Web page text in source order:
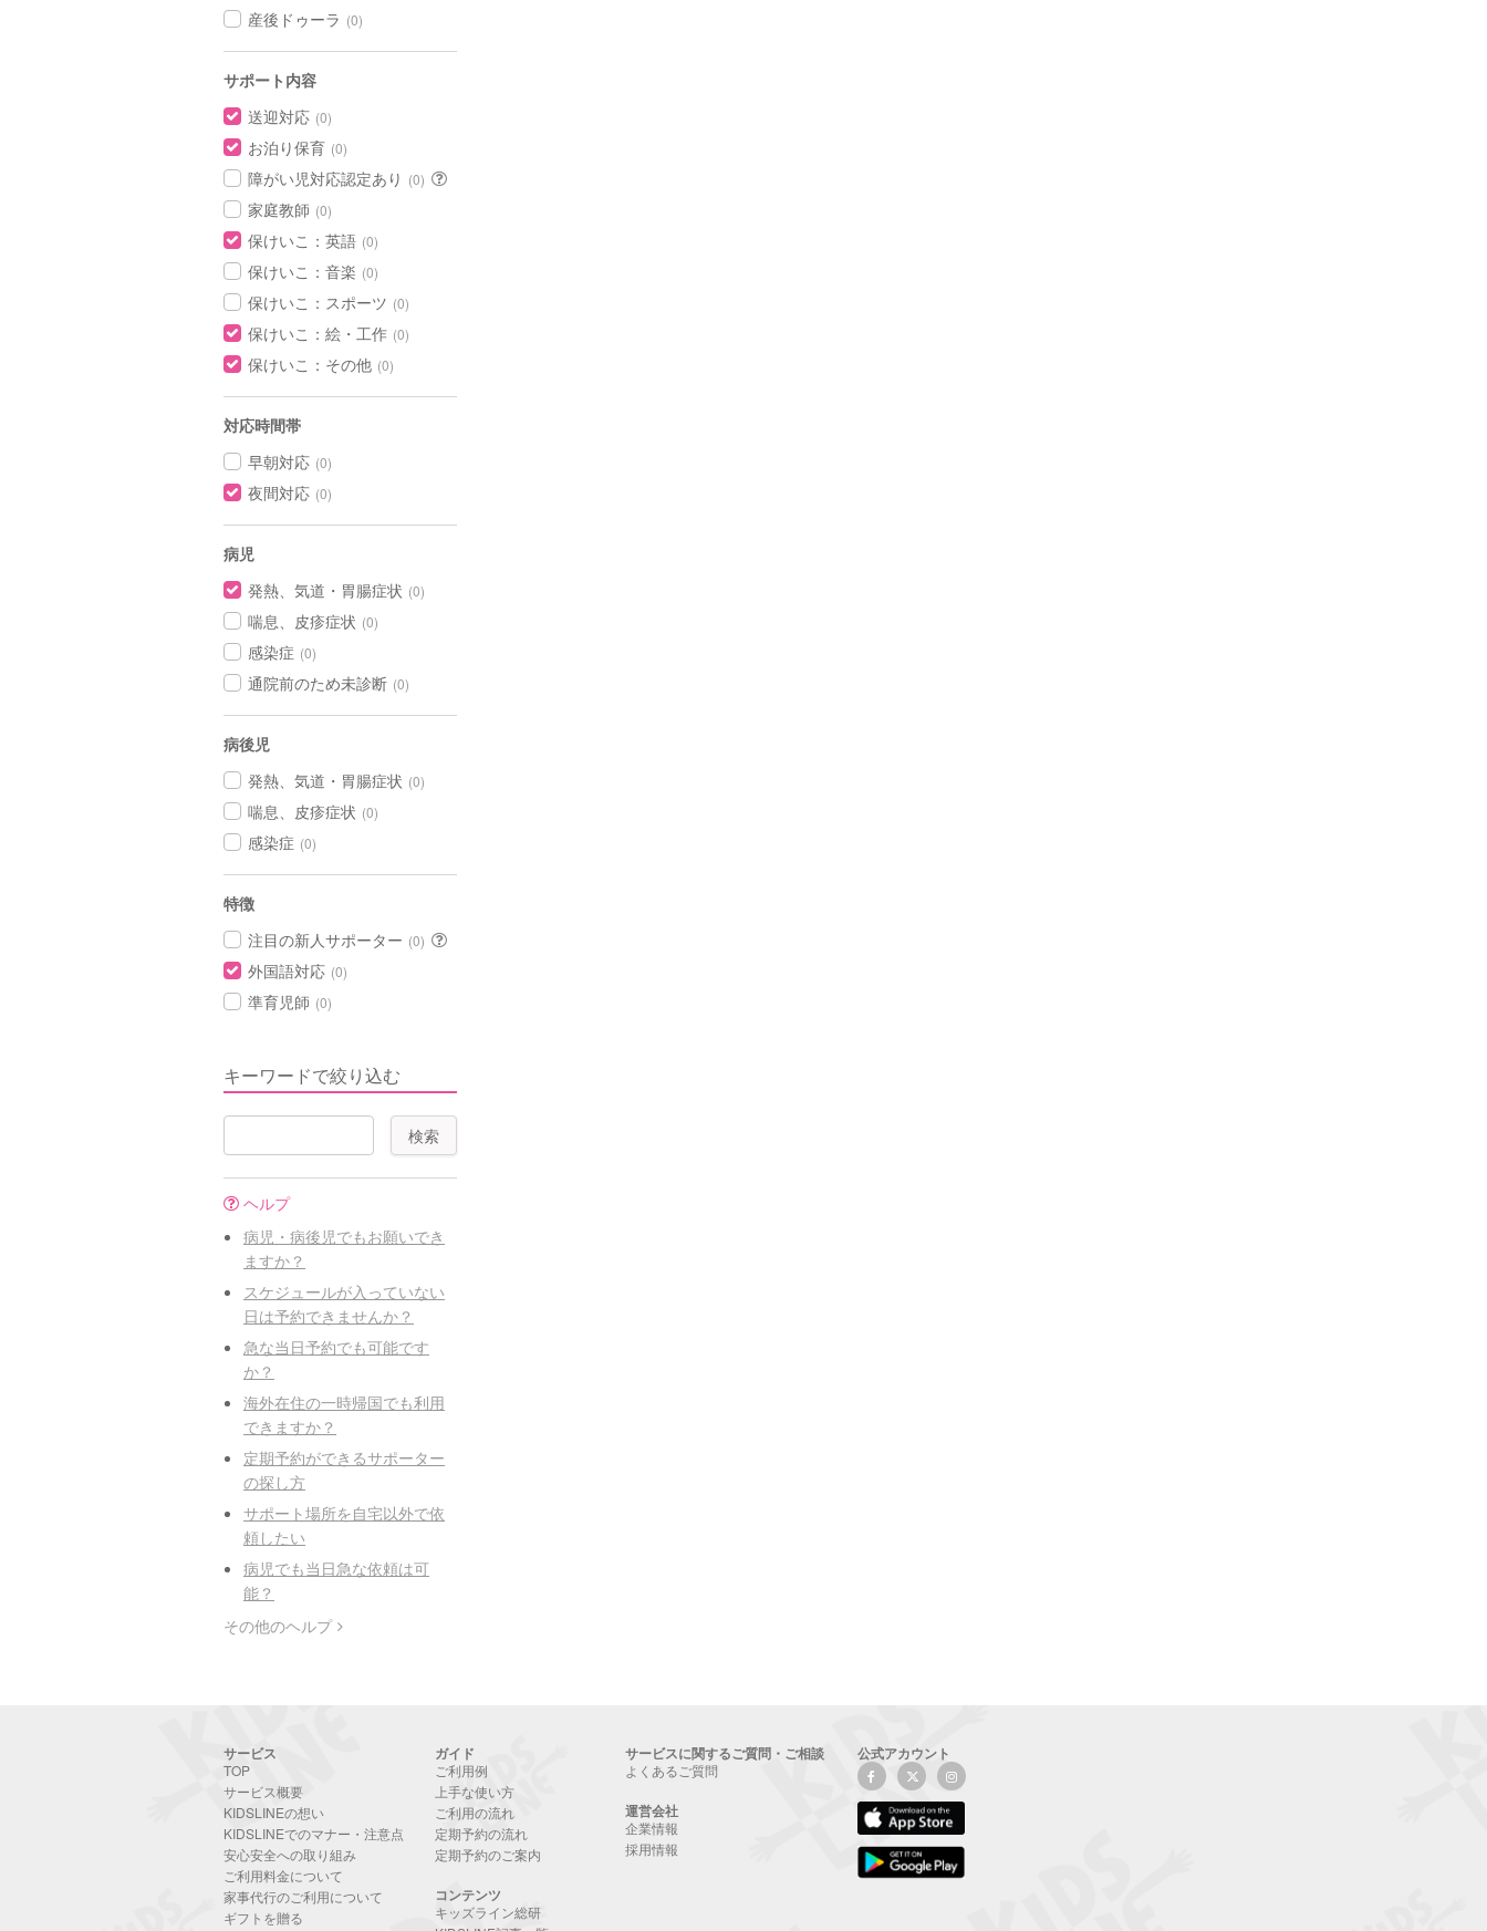
産後ドゥーラ (0)
サポート内容
送迎対応 (0)
お泊り保育 (0)
障がい児対応認定あり (0)
家庭教師 (0)
保けいこ：英語 (0)
保けいこ：音楽 (0)
保けいこ：スポーツ (0)
保けいこ：絵・工作 (0)
保けいこ：その他 (0)
対応時間帯
早朝対応 (0)
夜間対応 (0)
病児
発熱、気道・胃腸症状 (0)
喘息、皮疹症状 (0)
感染症 (0)
通院前のため未診断 (0)
病後児
発熱、気道・胃腸症状 (0)
喘息、皮疹症状 (0)
感染症 (0)
特徴
注目の新人サポーター (0)
外国語対応 (0)
準育児師 (0)
キーワードで絞り込む
ヘルプ
病児・病後児でもお願いでき
ますか？
スケジュールが入っていない
日は予約できませんか？
急な当日予約でも可能です
か？
海外在住の一時帰国でも利用
できますか？
定期予約ができるサポーター
の探し方
サポート場所を自宅以外で依
頼したい
病児でも当日急な依頼は可
能？
その他のヘルプ
サービス
TOP
サービス概要
KIDSLINEの想い
KIDSLINEでのマナー・注意点
安心安全への取り組み
ご利用料金について
家事代行のご利用について
ギフトを贈る
ガイド
ご利用例
上手な使い方
ご利用の流れ
定期予約の流れ
定期予約のご案内
コンテンツ
キッズライン総研
サービスに関するご質問・ご相談
よくあるご質問
運営会社
企業情報
採用情報
公式アカウント